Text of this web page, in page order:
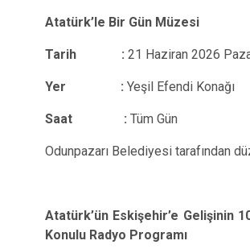
Atatürk’le Bir Gün Müzesi
Tarih :21 Haziran 2026
Yer :Yeşil Efendi Konağı
Saat : Tüm Gün
Odunpazarı Belediyesi tarafından
Atatürk’ün Eskişehir’e Gelişinin
Konulu Radyo Programı